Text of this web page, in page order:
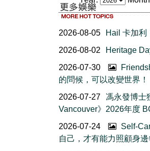
2026-08-05
Hail 卡加利
2026-08-02
Heritage
2026-07-30
的問候，可以改變世界！
2026-07-27
馮永發博士
Vancouver》2026年度
2026-07-24
Self-
自己，才有能力照顧身邊